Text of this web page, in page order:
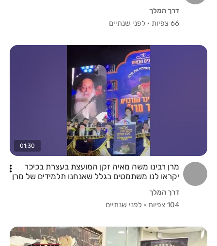
דרך המלך
66 צפיות
· לפני שנתיים
01:30
מרן רבינו משה מאיה זקן המועצת בעצרת בכיכר
יקראו לנו משתמטים בגלל שאנחנו תלמידים של מרן
דרך המלך
104 צפיות
· לפני שנתיים